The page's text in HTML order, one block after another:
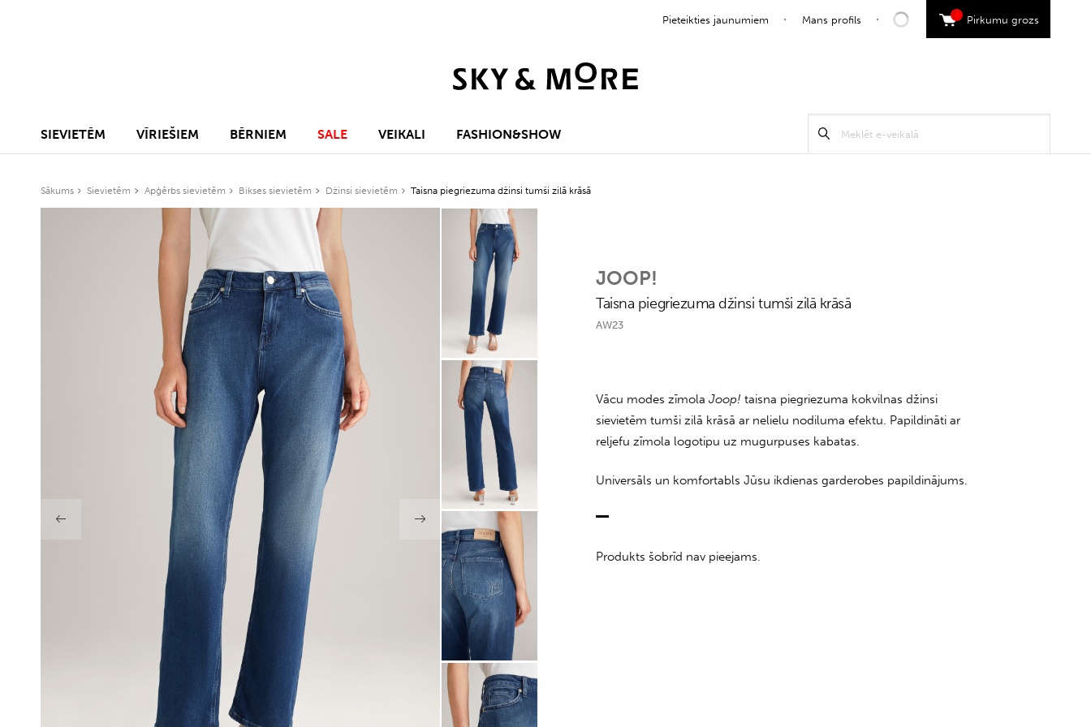
Pieteikties jaunumiem Mans profils Pirkumu grozs
0
SIEVIETĒM VĪRIEŠIEM BĒRNIEM SALE VEIKALI FASHION&SHOW Meklēt
Sākums Sievietēm Apģērbs sievietēm Bikses sievietēm Džinsi sievietēm Taisna piegriezuma džinsi tumši zilā krāsā
JOOP!
Taisna piegriezuma džinsi tumši zilā krāsā
AW23
Vācu modes zīmolaJoop!taisna piegriezuma kokvilnas džinsi
sievietēm tumši zilā krāsā ar nelielu nodiluma efektu. Papildināti ar
reljefu zīmola logotipu uz mugurpuses kabatas.
Universāls un komfortabls Jūsu ikdienas garderobes papildinājums.
Produkts šobrīd nav pieejams.